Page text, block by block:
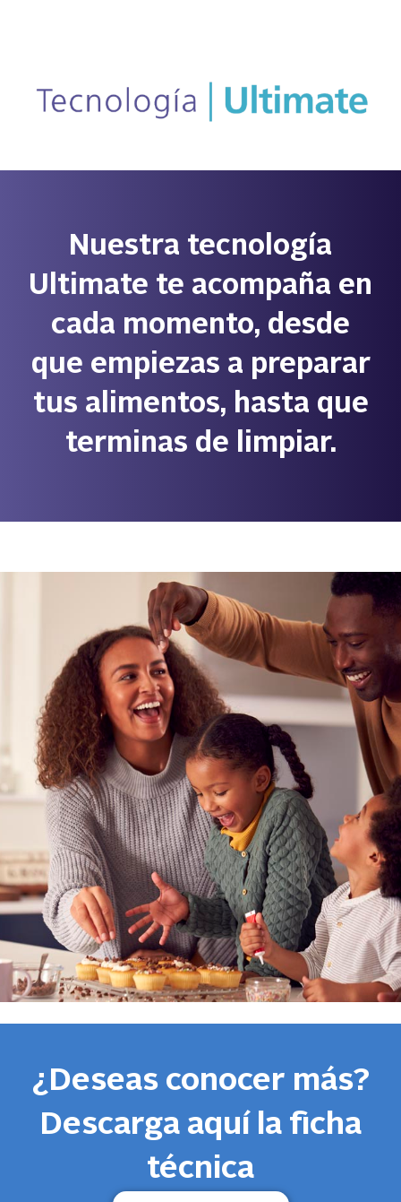
Nuestra tecnología
Ultimate te acompaña en
cada momento, desde
que empiezas a preparar
tus alimentos, hasta que
terminas de limpiar.
¿Deseas conocer más?
Descarga aquí la ficha
técnica